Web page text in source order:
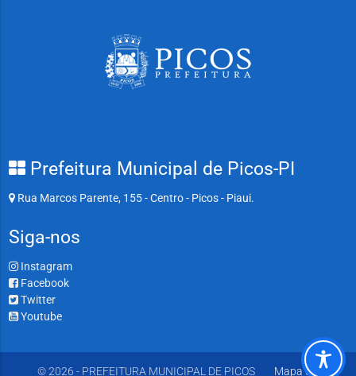
Prefeitura Municipal de Picos-PI
Rua Marcos Parente, 155 - Centro - Picos - Piaui.
Siga-nos
Instagram
Facebook
Twitter
Youtube
© 2026 - PREFEITURA MUNICIPAL DE PICOS Mapa do Site